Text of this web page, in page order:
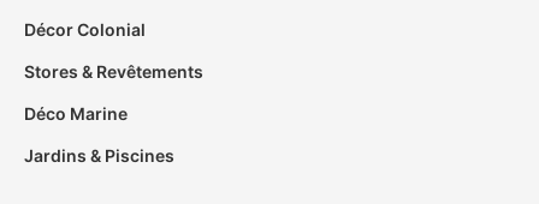
Décor Colonial
Stores & Revêtements
Déco Marine
Jardins & Piscines